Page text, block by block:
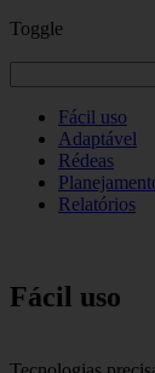
Toggle
Fácil uso
Adaptável
Rédeas
Relatórios
Fácil uso